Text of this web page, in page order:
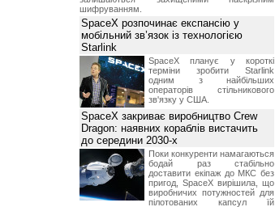
шифруванням.
SpaceX розпочинає експансію у
мобільний зв’язок із технологією
Starlink
SpaceX планує у короткі
терміни зробити Starlink
одним з найбільших
операторів стільникового
зв'язку у США.
SpaceX закриває виробництво Crew
Dragon: наявних кораблів вистачить
до середини 2030-х
Поки конкуренти намагаються
бодай раз стабільно
доставити екіпаж до МКС без
пригод, SpaceX вирішила, що
виробничих потужностей для
пілотованих капсул їй